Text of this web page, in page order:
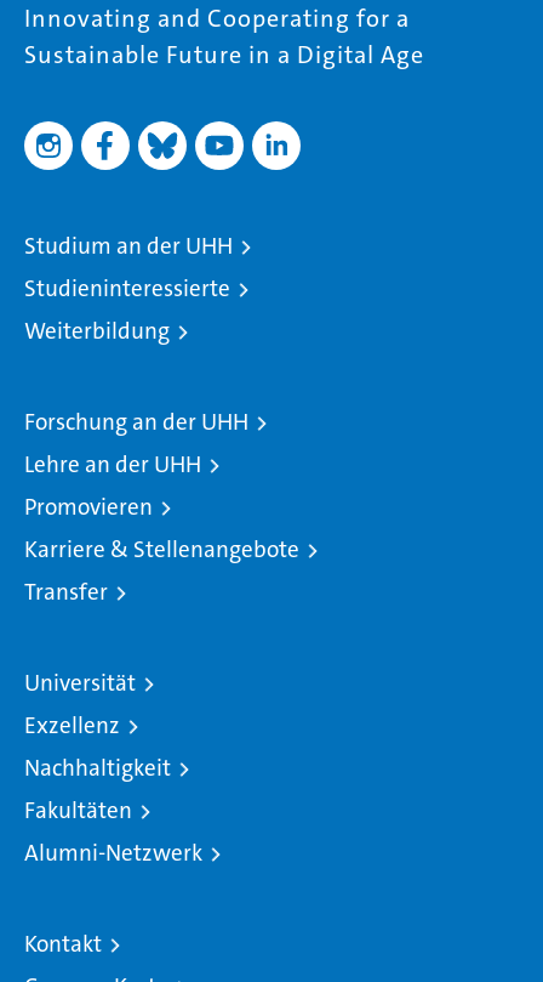
Innovating and Cooperating for a
Sustainable Future in a Digital Age
Studium an der UHH
Studieninteressierte
Weiterbildung
Forschung an der UHH
Lehre an der UHH
Promovieren
Karriere & Stellenangebote
Transfer
Universität
Exzellenz
Nachhaltigkeit
Fakultäten
Alumni-Netzwerk
Kontakt